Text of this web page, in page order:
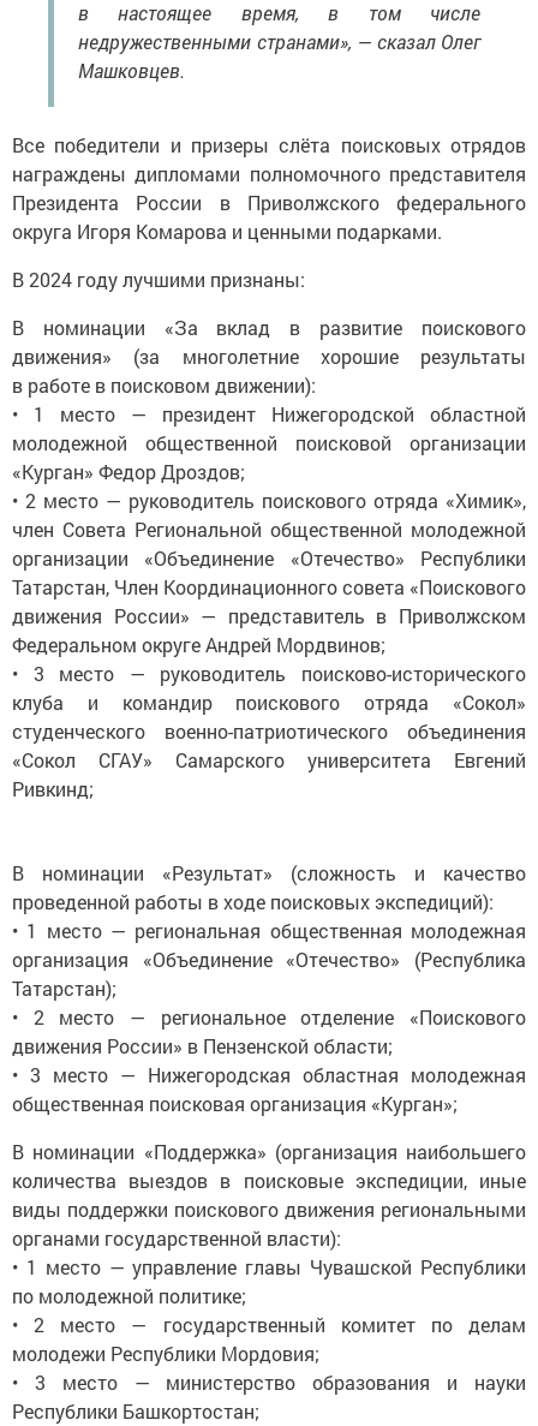
в настоящее время, в том числе
недружественными странами», — сказал Олег
Машковцев.
Все победители и призеры слёта поисковых отрядов
награждены дипломами полномочного представителя
Президента России в Приволжского федерального
округа Игоря Комарова и ценными подарками.
В 2024 году лучшими признаны:
В номинации «За вклад в развитие поискового
движения» (за многолетние хорошие результаты
в работе в поисковом движении):
• 1 место — президент Нижегородской областной
молодежной общественной поисковой организации
«Курган» Федор Дроздов;
• 2 место — руководитель поискового отряда «Химик»,
член Совета Региональной общественной молодежной
организации «Объединение «Отечество» Республики
Татарстан, Член Координационного совета «Поискового
движения России» — представитель в Приволжском
Федеральном округе Андрей Мордвинов;
• 3 место — руководитель поисково-исторического
клуба и командир поискового отряда «Сокол»
студенческого военно-патриотического объединения
«Сокол СГАУ» Самарского университета Евгений
Ривкинд;
В номинации «Результат» (сложность и качество
проведенной работы в ходе поисковых экспедиций):
• 1 место — региональная общественная молодежная
организация «Объединение «Отечество» (Республика
Татарстан);
• 2 место — региональное отделение «Поискового
движения России» в Пензенской области;
• 3 место — Нижегородская областная молодежная
общественная поисковая организация «Курган»;
В номинации «Поддержка» (организация наибольшего
количества выездов в поисковые экспедиции, иные
виды поддержки поискового движения региональными
органами государственной власти):
• 1 место — управление главы Чувашской Республики
по молодежной политике;
• 2 место — государственный комитет по делам
молодежи Республики Мордовия;
• 3 место — министерство образования и науки
Республики Башкортостан;